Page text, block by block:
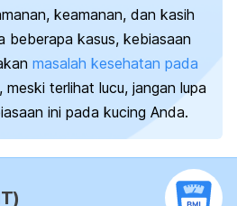
keamanan, dan kasih
beberapa kasus, kebiasaan
masalah kesehatan pada
terlihat lucu, jangan lupa
ini pada kucing Anda.